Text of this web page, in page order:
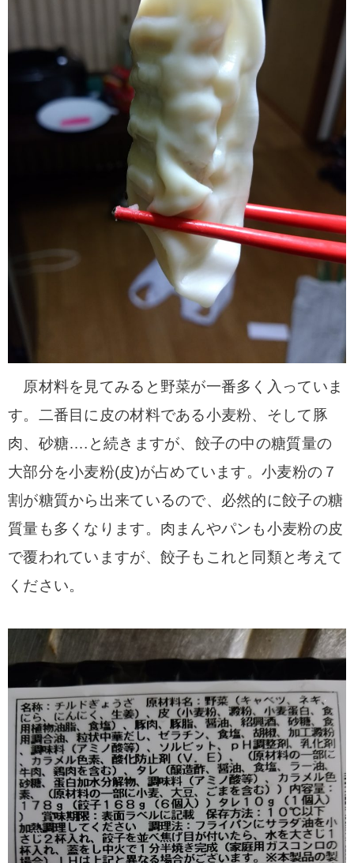
原材料を見てみると野菜が一番多く入っていま
す。二番目に皮の材料である小麦粉、そして豚
肉、砂糖….と続きますが、餃子の中の糖質量の
大部分を小麦粉(皮)が占めています。小麦粉の７
割が糖質から出来ているので、必然的に餃子の糖
質量も多くなります。 肉まんやパンも小麦粉の皮
で覆われていますが、餃子もこれと同類と考えて
ください。